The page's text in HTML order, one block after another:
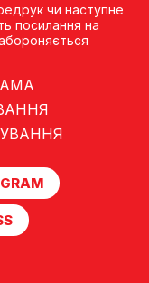
чи наступне
посилання на